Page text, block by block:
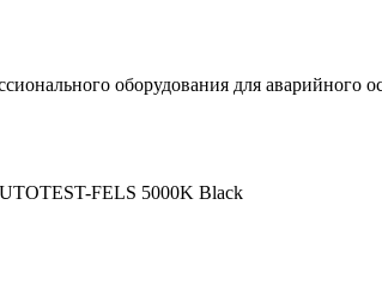
оборудования для
FELS 5000K Black